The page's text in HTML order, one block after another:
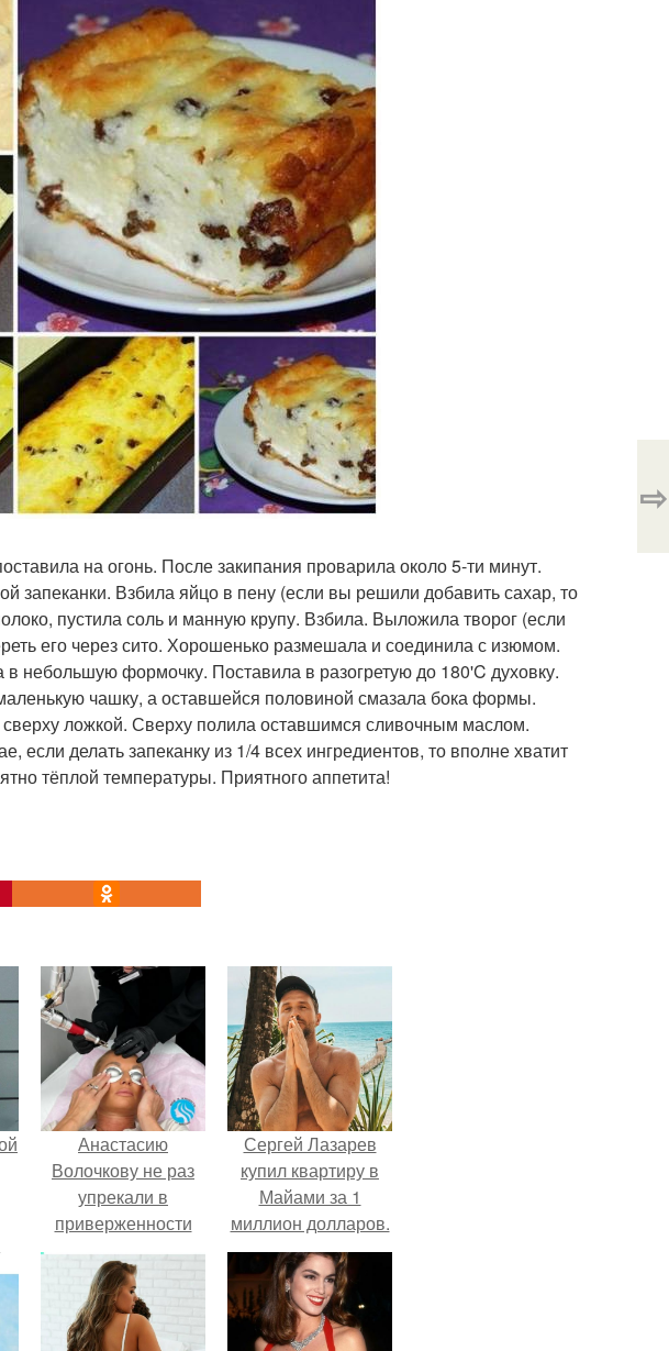
на огонь. После закипания проварила около 5-ти минут.
запеканки. Взбила яйцо в пену (если вы решили добавить сахар, то
пустила соль и манную крупу. Взбила. Выложила творог (если
его через сито. Хорошенько размешала и соединила с изюмом.
небольшую формочку. Поставила в разогретую до 180'C духовку.
чашку, а оставшейся половиной смазала бока формы.
ложкой. Сверху полила оставшимся сливочным маслом.
если делать запеканку из 1/4 всех ингредиентов, то вполне хватит
тёплой температуры. Приятного аппетита!
⇨
Анастасию
Волочкову не раз
упрекали в
приверженности
устаревшим бьюти -
процедурам.
Сергей Лазарев
купил квартиру в
Майами за 1
миллион долларов.